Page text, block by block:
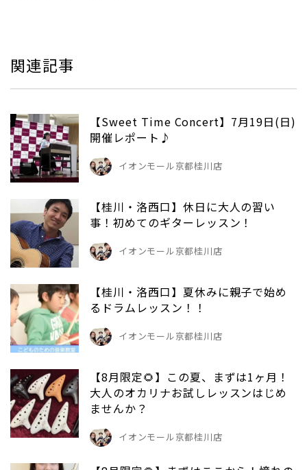
関連記事
【Sweet Time Concert】7月19日(日)
開催レポート♪
イオンモール京都桂川店
【桂川・洛西口】休日に大人の習い
事！初めてのギターレッスン！
イオンモール京都桂川店
【桂川・洛西口】夏休みに親子で始め
るドラムレッスン！！
イオンモール京都桂川店
【8月限定🌻】この夏、まずは1ヶ月！
大人のオカリナお試しレッスンはじめ
ませんか？
イオンモール京都桂川店